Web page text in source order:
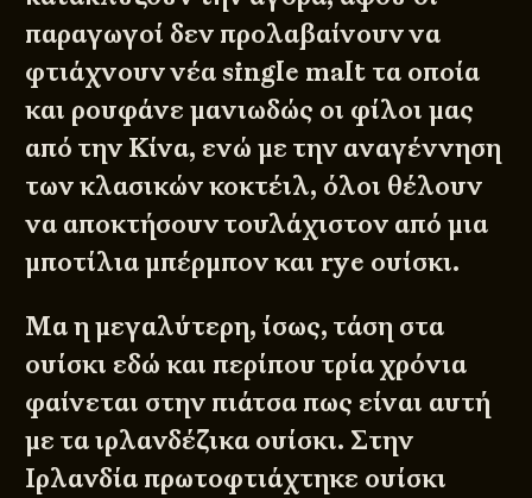
παραγωγοί δεν προλαβαίνουν να
φτιάχνουν νέα single malt τα οποία
και ρουφάνε μανιωδώς οι φίλοι μας
από την Κίνα, ενώ με την αναγέννηση
των κλασικών κοκτέιλ, όλοι θέλουν
να αποκτήσουν τουλάχιστον από μια
μποτίλια μπέρμπον και rye ουίσκι.
Μα η μεγαλύτερη, ίσως, τάση στα
ουίσκι εδώ και περίπου τρία χρόνια
φαίνεται στην πιάτσα πως είναι αυτή
με τα ιρλανδέζικα ουίσκι. Στην
Ιρλανδία πρωτοφτιάχτηκε ουίσκι